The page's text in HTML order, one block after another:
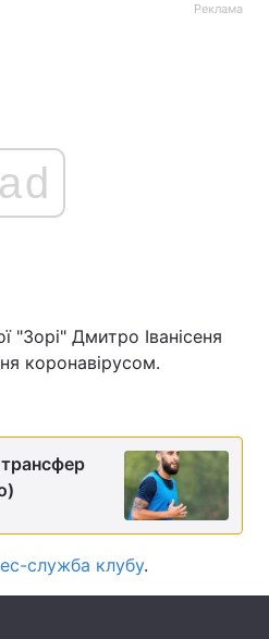
Війна
Світ
Інциденти
Реклама
ad
"Зорі" Дмитро Іванісеня
коронавірусом.
служба клубу.